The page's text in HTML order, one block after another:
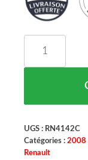
UGS : RN4142C
Catégories : 2008
Renault